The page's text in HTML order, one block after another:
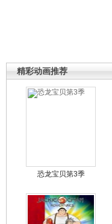
精彩动画推荐
恐龙宝贝第3季